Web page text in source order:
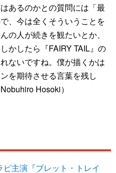
あるのかとの質問には「最
、今は全くそういうことを
の人が続きを観たいとか、
かしたら『FAIRY TAIL』の
ないですね。僕が描くかは
を期待させる言葉を残し
Hosoki）
主演『ブレット・トレイ